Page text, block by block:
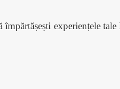
experiențele